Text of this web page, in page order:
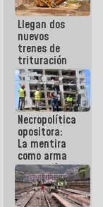
que haces
es
embarrarla
Llegan dos
nuevos
trenes de
trituración
para
optimizar
manejo de
escombros
en La Guaira
Necropolítica
opositora:
La mentira
como arma
contra el
Pueblo